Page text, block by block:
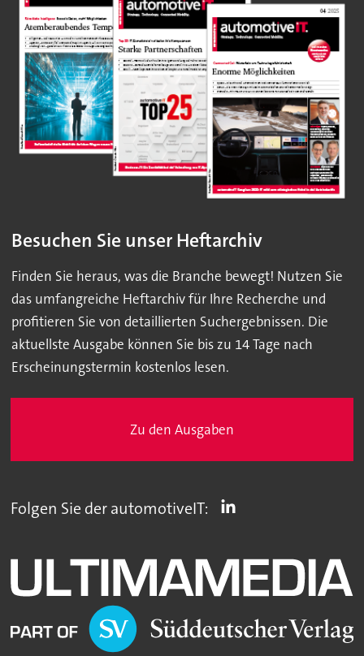
Besuchen Sie unser Heftarchiv
Finden Sie heraus, was die Branche bewegt! Nutzen Sie
das umfangreiche Heftarchiv für Ihre Recherche und
profitieren Sie von detaillierten Suchergebnissen. Die
aktuellste Ausgabe können Sie bis zu 14 Tage nach
Erscheinungstermin kostenlos lesen.
Zu den Ausgaben
Folgen Sie der automotiveIT: